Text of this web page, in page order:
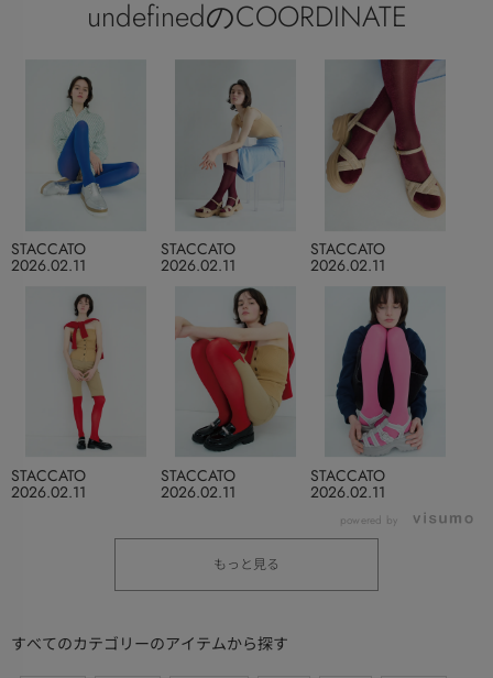
undefinedのCOORDINATE
2026.02.11
STACCATO
2026.02.11
STACCATO
2026.02.11
STACCATO
2026.02.11
STACCATO
2026.02.11
STACCATO
2026.02.11
STACCATO
powered by
もっと見る
すべてのカテゴリーのアイテムから探す